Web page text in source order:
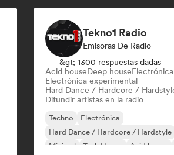
Tekno1 Radio
Emisoras De Radio
&gt; 1300 respuestas dadas
Acid houseDeep houseElectrónica
Electrónica experimental
Hard Dance / Hardcore /
Difundir artistas en la radio
Techno
Electrónica
Hard Dance / Hardcore / Hardstyle
Minimal
Tech House Acid house